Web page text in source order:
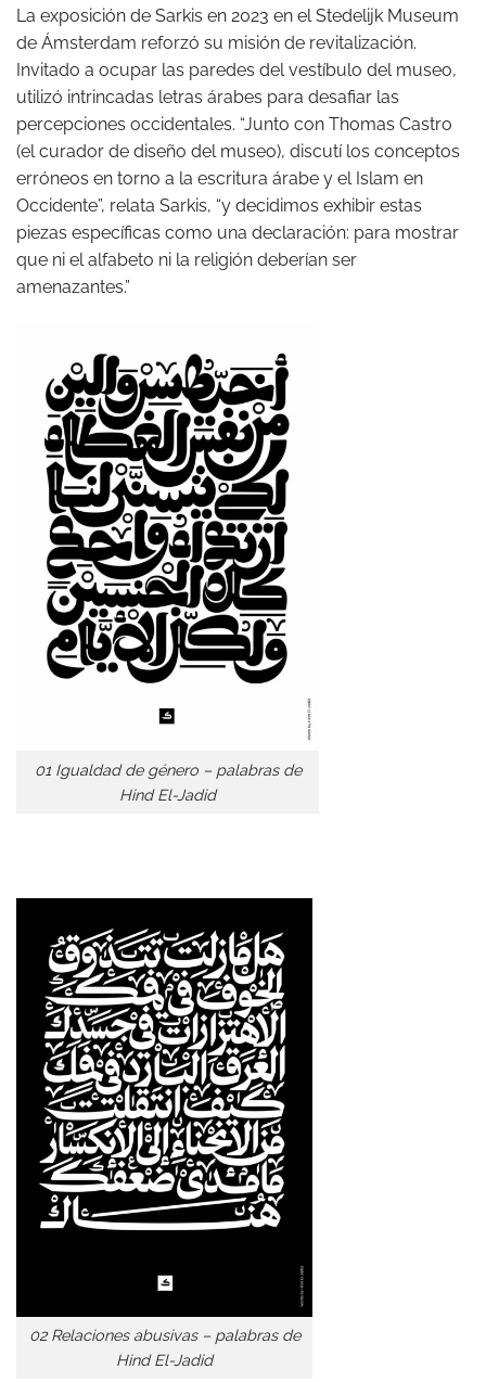
La exposición de Sarkis en 2023 en el Stedelijk Museum
de Ámsterdam reforzó su misión de revitalización.
Invitado a ocupar las paredes del vestíbulo del museo,
utilizó intrincadas letras árabes para desafiar las
percepciones occidentales. “Junto con Thomas Castro
(el curador de diseño del museo), discutí los conceptos
erróneos en torno a la escritura árabe y el Islam en
Occidente”, relata Sarkis, “y decidimos exhibir estas
piezas específicas como una declaración: para mostrar
que ni el alfabeto ni la religión deberían ser
amenazantes.”
01 Igualdad de género – palabras de
Hind El-Jadid
02 Relaciones abusivas – palabras de
Hind El-Jadid